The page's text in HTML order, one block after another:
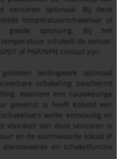
sensoren optimaal. Bij deze
temperatuurschakelaar of
goede oplossing. Bij het
schakelt de sensor.
of PNP/NPN contact zijn.
leidingwerk optimaal
schakeling beschermt
Wanneer een nauwkeurige
gewenst is heeft Kobold een
welke eenvoudig en
voordeel van deze sensoren is
en de alarmwaarde lokaal af
en schakelfunctie